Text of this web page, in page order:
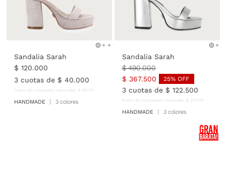
Sandalia Sarah
$ 120.000
3cuotas de $ 40.000
Precio sin impuestos nacionales: $ 99 174
HANDMADE 3 colores
Sandalia Sarah
$ 490.000
$ 367.500 25% OFF
3cuotas de $ 122.500
Precio sin impuestos nacionales: $ 303 719
HANDMADE 3 colores